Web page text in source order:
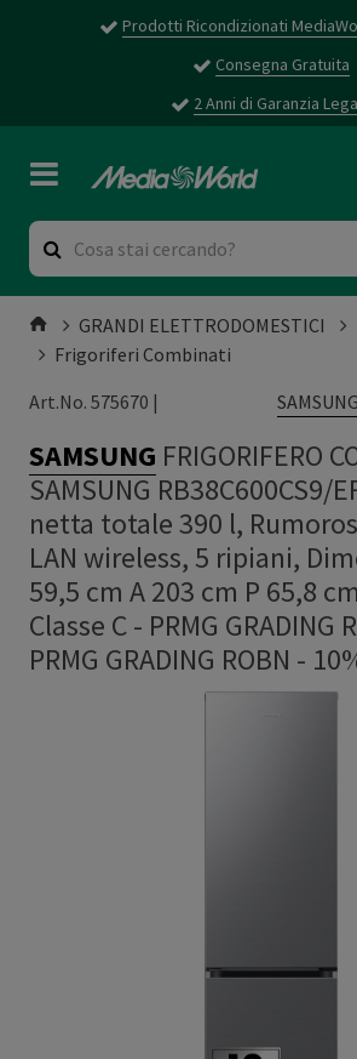
Prodotti Ricondizionati
Consegna Gratuita
2 Anni di Garanzia
GRANDI ELETTRODOMESTICI
Frigoriferi Combinati
Art.No. 575670 |
SAMSUNG
SAMSUNG FRIGORIFERO
SAMSUNG RB38C600CS9/
netta totale 390 l,
LAN wireless, 5 ripiani,
59,5 cm A 203 cm P 65,8
Classe C - PRMG GRADING
PRMG GRADING ROBN -